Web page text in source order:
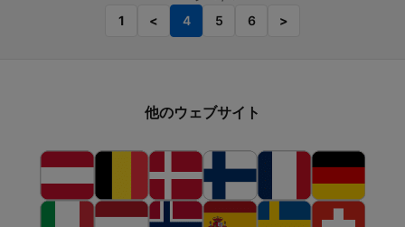
1
< 4 5 6 >
他のウェブサイト